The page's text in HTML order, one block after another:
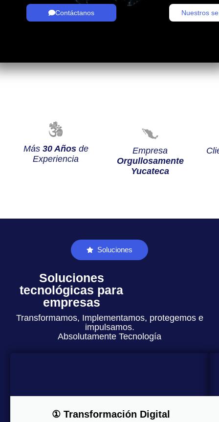
Contáctanos Nuestros
Más 30 Añosde
Experiencia
Empresa
Orgullosamente
Yucateca
Soluciones
Soluciones
tecnológicas para
empresas
Transformamos, Implementamos, protegemos e
impulsamos.
Absolutamente Tecnología
① Transformación Digital